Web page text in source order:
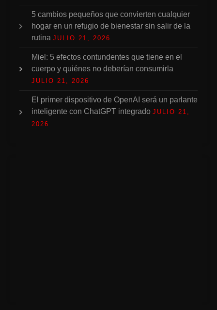
5 cambios pequeños que convierten cualquier
hogar en un refugio de bienestar sin salir de la
rutina JULIO 21, 2026
Miel: 5 efectos contundentes que tiene en el
cuerpo y quiénes no deberían consumirla
JULIO 21, 2026
El primer dispositivo de OpenAI será un parlante
inteligente con ChatGPT integrado JULIO 21,
2026